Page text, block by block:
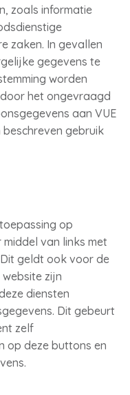
zoals informatie
zaken. In gevallen
gegevens te
worden
het ongevraagd
aan VUE
gebruik
op
van links met
geldt ook voor de
zijn
diensten
Dit gebeurt
zelf
op deze buttons en